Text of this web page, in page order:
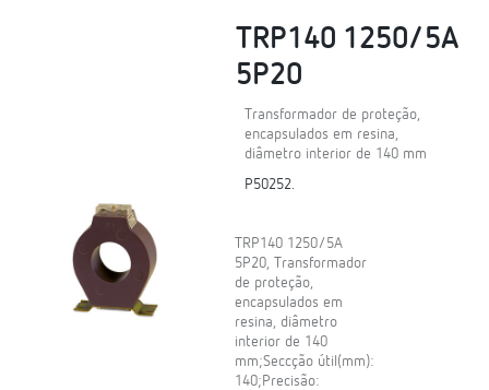
TRP140 1250/5A
5P20
Transformador de proteção,
encapsulados em resina,
diâmetro interior de 140 mm
P50252.
TRP140 1250/5A
5P20, Transformador
de proteção,
encapsulados em
resina, diâmetro
interior de 140
mm;Seccção útil(mm):
140;Precisão: